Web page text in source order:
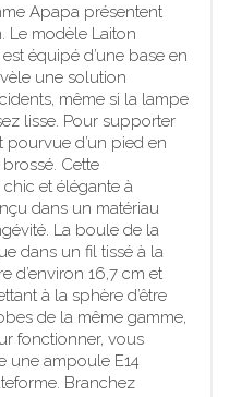
Apapa présentent
Le modèle Laiton
équipé d’une base en
une solution
même si la lampe
lisse. Pour supporter
d’un pied en
Cette
et élégante à
dans un matériau
La boule de la
dans un fil tissé à la
d’environ 16,7 cm et
à la sphère d’être
de la même gamme,
fonctionner, vous
une ampoule E14
Branchez